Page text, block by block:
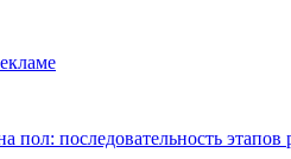
пол: последовательность этапов